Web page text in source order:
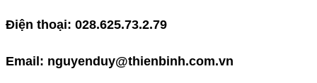
Điện thoại: 028.625.73.2.79
Email: nguyenduy@thienbinh.com.vn